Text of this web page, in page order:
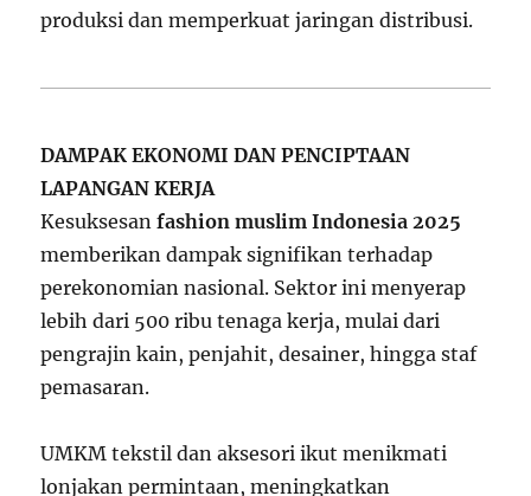
produksi dan memperkuat jaringan distribusi.
DAMPAK EKONOMI DAN PENCIPTAAN
LAPANGAN KERJA
Kesuksesanfashion muslim Indonesia 2025
memberikan dampak signifikan terhadap
perekonomian nasional. Sektor ini menyerap
lebih dari 500 ribu tenaga kerja, mulai dari
pengrajin kain, penjahit, desainer, hingga staf
pemasaran.
UMKM tekstil dan aksesori ikut menikmati
lonjakan permintaan, meningkatkan